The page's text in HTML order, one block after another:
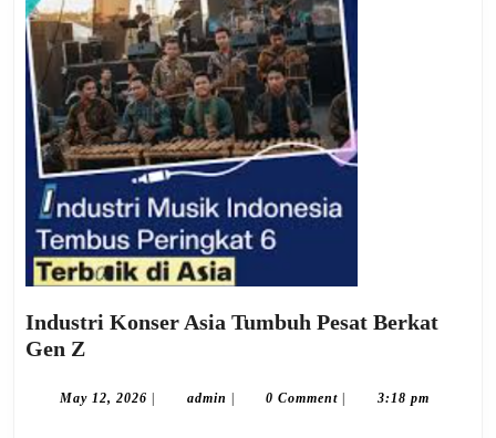
Industri Konser Asia Tumbuh Pesat Berkat
Gen ZIndustri
Asia
May 12, 2026 May
| admin admin
| 0 Comment | 3:18 pm